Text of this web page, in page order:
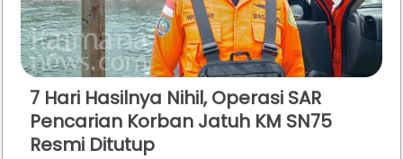
7 Hari Hasilnya Nihil, Operasi SAR
Pencarian Korban Jatuh KM SN75
Resmi Ditutup